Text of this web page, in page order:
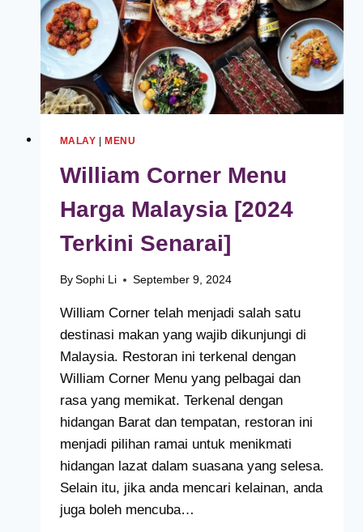
MALAY |MENU
William Corner Menu
Harga Malaysia [2024
Terkini Senarai]
By Sophi Li September 9, 2024
William Corner telah menjadi salah satu
destinasi makan yang wajib dikunjungi di
Malaysia. Restoran ini terkenal dengan
William Corner Menu yang pelbagai dan
rasa yang memikat. Terkenal dengan
hidangan Barat dan tempatan, restoran ini
menjadi pilihan ramai untuk menikmati
hidangan lazat dalam suasana yang selesa.
Selain itu, jika anda mencari kelainan, anda
juga boleh mencuba…